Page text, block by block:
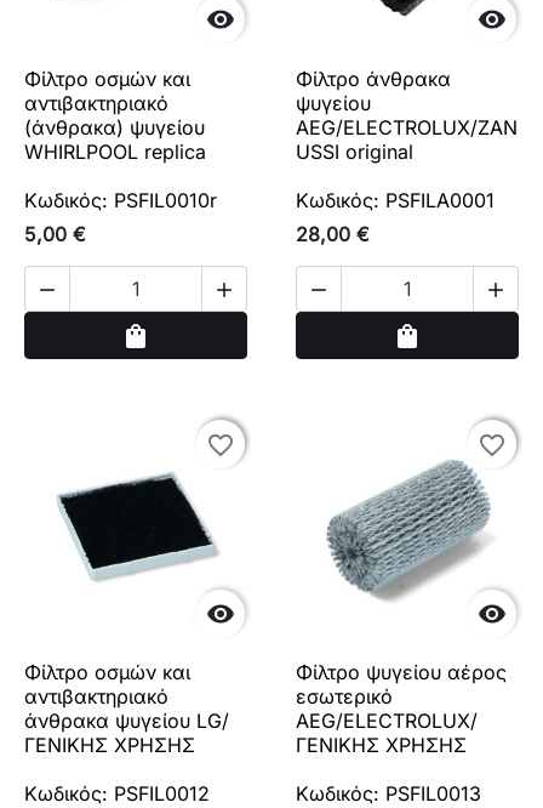

Φίλτρο οσμών και
αντιβακτηριακό
(άνθρακα) ψυγείου
WHIRLPOOL replica
Κωδικός: PSFIL0010r
5,00 €
 
shopping_bag

Φίλτρο άνθρακα
ψυγείου
AEG/ELECTROLUX/ZAN
USSI original
Κωδικός: PSFILA0001
28,00 €
 
shopping_bag

favorite_border
favorite_border
Φίλτρο οσμών και
αντιβακτηριακό
άνθρακα ψυγείου LG/
ΓΕΝΙΚΗΣ ΧΡΗΣΗΣ
Κωδικός: PSFIL0012

favorite_border
favorite_border
Φίλτρο ψυγείου αέρος
εσωτερικό
AEG/ELECTROLUX/
ΓΕΝΙΚΗΣ ΧΡΗΣΗΣ
Κωδικός: PSFIL0013